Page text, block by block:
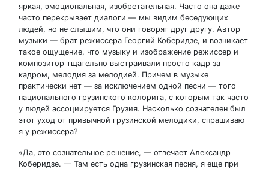
яркая, эмоциональная, изобретательная. Часто она даже
часто перекрывает диалоги — мы видим беседующих
людей, но не слышим, что они говорят друг другу. Автор
музыки — брат режиссера Георгий Коберидзе, и возникает
такое ощущение, что музыку и изображение режиссер и
композитор тщательно выстраивали просто кадр за
кадром, мелодия за мелодией. Причем в музыке
практически нет — за исключением одной песни — того
национального грузинского колорита, с которым так часто
у людей ассоциируется Грузия. Насколько сознателен был
этот уход от привычной грузинской мелодики, спрашиваю
я у режиссера?
«Да, это сознательное решение, — отвечает Александр
Коберидзе. — Там есть одна грузинская песня, я еще при